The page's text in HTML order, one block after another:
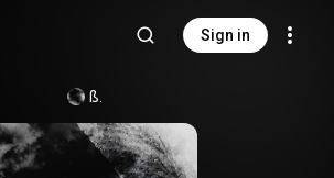
Sign in
ß.